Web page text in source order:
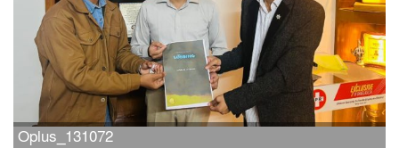
Oplus_131072